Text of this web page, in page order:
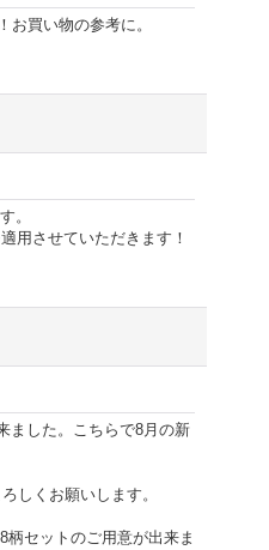
買い物の参考に。
。
用させていただきます！
ました。こちらで8月の新
しくお願いします。
セットのご用意が出来ま